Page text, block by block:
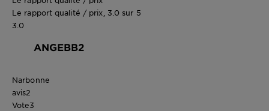
Le rapport qualité / prix, 3.0 sur 5
3.0
ANGEBB2
Narbonne
avis2
Vote3